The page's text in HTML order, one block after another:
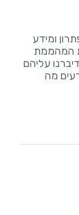
ומידע
המהממת
מה